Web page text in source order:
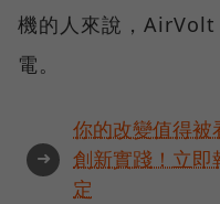
機的人來說，AirVolt
電。
➜
你的改變值得被
創新實踐！立即
定